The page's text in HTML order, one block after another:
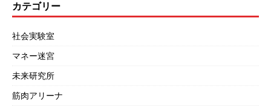
カテゴリー
社会実験室
マネー迷宮
未来研究所
筋肉アリーナ